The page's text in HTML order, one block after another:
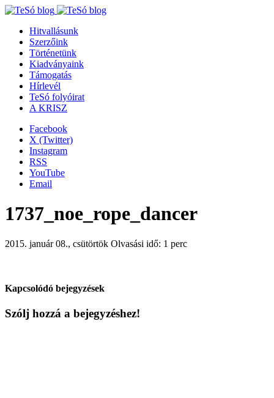
Hitvallásunk
Szerzőink
Történetünk
Kiadványaink
Támogatás
Hírlevél
TeSó folyóirat
A KRISZ
Facebook
X (Twitter)
Instagram
RSS
YouTube
Email
1737_noe_rope_dancer
2015. január 08., csütörtök Olvasási idő: 1 perc
Kapcsolódó bejegyzések
Szólj hozzá a bejegyzéshez!